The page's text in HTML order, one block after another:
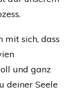
mit sich, dass
und ganz
deiner Seele